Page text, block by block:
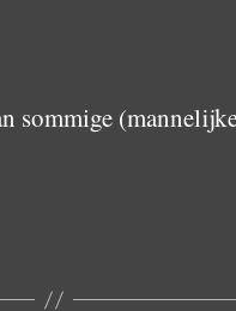
sommige